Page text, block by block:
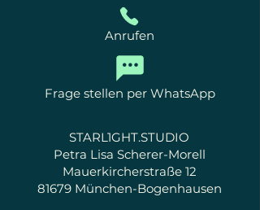
Anrufen
Frage stellen per WhatsApp
STARL1GHT.STUDIO
Petra Lisa Scherer-Morell
Mauerkircherstraße 12
81679 München-Bogenhausen